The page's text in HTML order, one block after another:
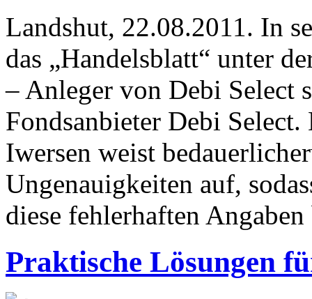
Landshut, 22.08.2011. In
das „Handelsblatt“ unter
– Anleger von Debi Select
Fondsanbieter Debi
Iwersen weist
Ungenauigkeiten auf,
diese fehlerhaften Angaben
Praktische Lösungen